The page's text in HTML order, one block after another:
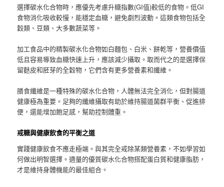
選擇碳水化合物時，應優先考慮升糖指數(GI值)較低的食物。低GI
食物消化吸收較慢，能穩定血糖，避免劇烈波動。這類食物包括全
穀類、豆類、大多數蔬菜等。
加工食品中的精製碳水化合物如白麵包、白米、餅乾等，營養價值
低且容易導致血糖快速上升，應該減少攝取。取而代之的是選擇保
留麩皮和胚芽的全穀物，它們含有更多營養素和纖維。
膳食纖維是一種特殊的碳水化合物，人體無法完全消化，但對腸道
健康極為重要。足夠的纖維攝取有助於維持腸道菌群平衡、促進排
便，還能增加飽足感，幫助控制體重。
戒糖與健康飲食的平衡之道
實踐健康飲食不應走極端。與其完全戒除某類營養素，不如學習如
何做出明智選擇。適量的優質碳水化合物搭配蛋白質和健康脂肪，
才是維持身體機能的最佳組合。